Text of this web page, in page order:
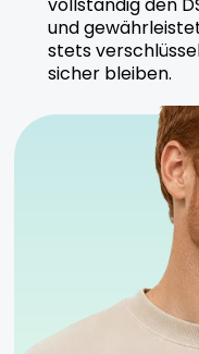
Cannamedical ist
Cannabisprodukte
Anbaumethoden.
strengen Kontrollen
Kühl und
Sonnenlicht.
Anwendung
empfohlen.
Geeignet für
vollständig den
und
stets
sicher bleiben.